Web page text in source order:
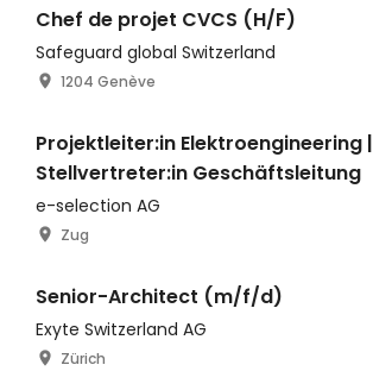
Chef de projet CVCS (H/F)
Safeguard global Switzerland
1204 Genève
Projektleiter:in Elektroengineering |
Stellvertreter:in Geschäftsleitung
e-selection AG
Zug
Senior-Architect (m/f/d)
Exyte Switzerland AG
Zürich